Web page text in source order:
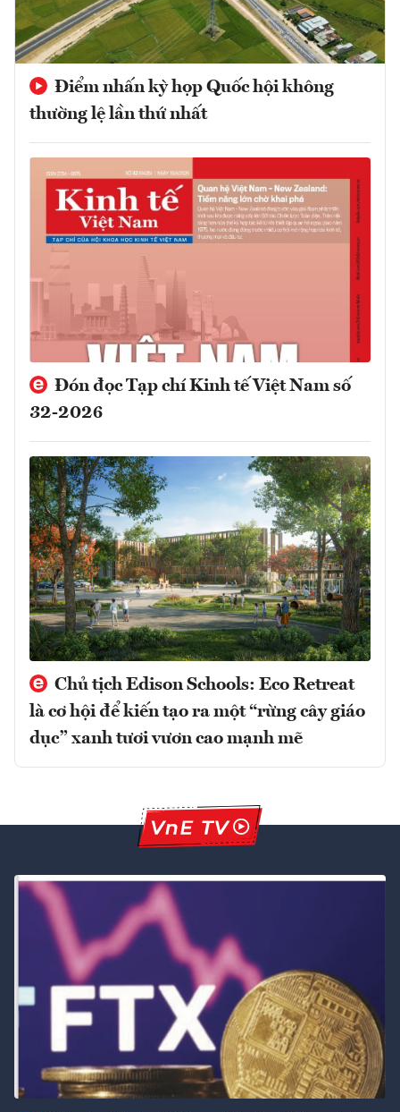
Điểm nhấn kỳ họp Quốc hội không
thường lệ lần thứ nhất
Đón đọc Tạp chí Kinh tế Việt Nam số
32-2026
Chủ tịch Edison Schools: Eco Retreat
là cơ hội để kiến tạo ra một “rừng cây giáo
dục” xanh tươi vươn cao mạnh mẽ